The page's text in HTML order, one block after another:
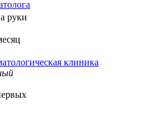
руки
клиника